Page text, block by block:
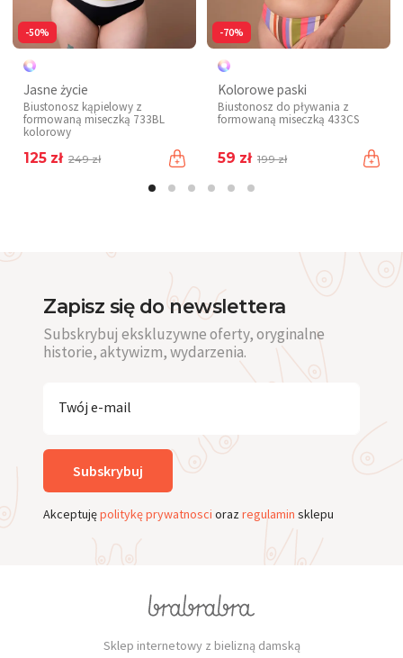
-50%
Jasne życie
Biustonosz kąpielowy z
formowaną miseczką 733BL
kolorowy
125 zł 249 zł
-70%
Kolorowe paski
Biustonosz do pływania z
formowaną miseczką 433CS
59 zł 199 zł
Zapisz się do newslettera
Subskrybuj ekskluzywne oferty, oryginalne
historie, aktywizm, wydarzenia.
Twój e-mail
Subskrybuj
Akceptujępolitykę prywatnosci orazregulamin sklepu
Sklep internetowy z bielizną damską